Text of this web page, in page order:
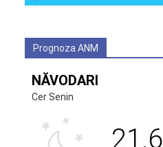
Prognoza ANM
NĂVODARI
Cer Senin
21.6